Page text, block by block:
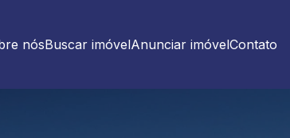
nósBuscar imóvelAnunciar imóvelContato